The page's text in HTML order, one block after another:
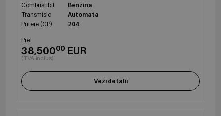
Combustibil
Benzina
Transmisie
Automata
Putere (CP)
204
Preț
38,50000 EUR
(TVA inclus)
Vezi detalii